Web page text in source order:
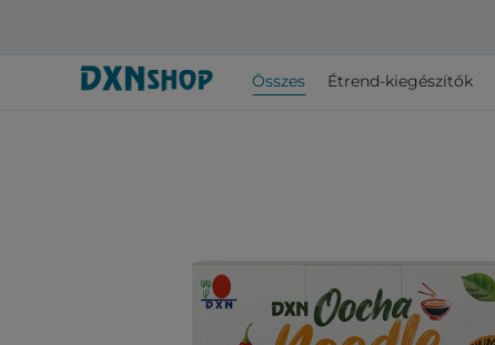
Összes Étrend-kiegészítők